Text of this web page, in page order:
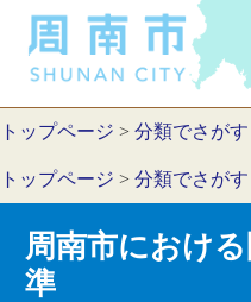
トップページ > 分類でさがす
トップページ > 分類でさがす
周南市におけ
準